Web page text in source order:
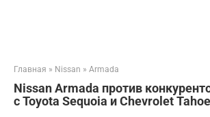
Главная » Nissan » Armada
Nissan Armada против
с Toyota Sequoia и Chevrolet Tahoe